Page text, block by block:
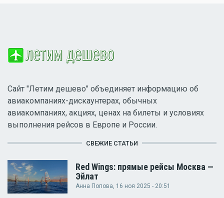
Сайт "Летим дешево" объединяет информацию об
авиакомпаниях-дискаунтерах, обычных
авиакомпаниях, акциях, ценах на билеты и условиях
выполнения рейсов в Европе и России.
СВЕЖИЕ СТАТЬИ
Red Wings: прямые рейсы Москва —
Эйлат
Анна Попова , 16 ноя 2025 - 20:51